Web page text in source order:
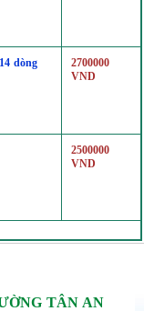
dòng
2700000
VND
2500000
VND
TÂN AN